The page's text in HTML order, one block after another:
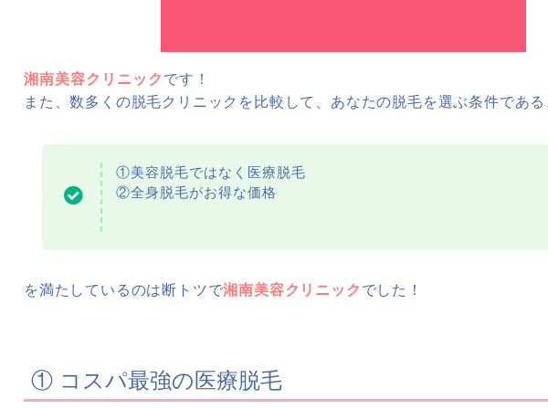
湘南美容クリニック です！
また、数多くの脱毛クリニックを比較して、あなたの脱毛を選ぶ条件であ
①美容脱毛ではなく医療脱毛
②全身脱毛がお得な価格
を満たしているのは断トツで湘南美容クリニック でした！
① コスパ最強の医療脱毛